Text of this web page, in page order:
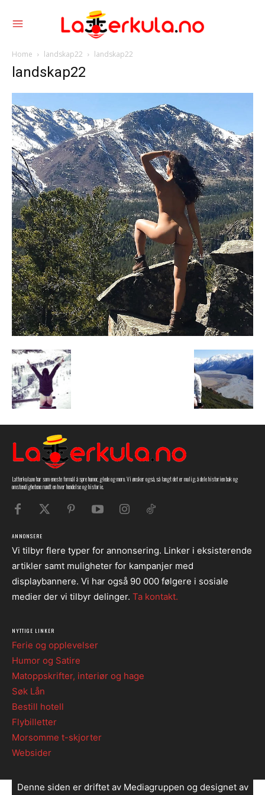
Home landskap22 landskap22
landskap22
Latterkula.no har som eneste formål å spre humor, glede og moro. Vi ønsker også, så langt det er mulig, å dele historien bak og
omstendighetene rundt en hver hendelse og historie.
ANNONSERE
Vi tilbyr flere typer for annonsering. Linker i eksisterende
artikler samt muligheter for kampanjer med
displaybannere. Vi har også 90 000 følgere i sosiale
medier der vi tilbyr delinger. Ta kontakt.
NYTTIGE LINKER
Ferie og opplevelser
Humor og Satire
Matoppskrifter, interiør og hage
Søk Lån
Bestill hotell
Flybilletter
Morsomme t-skjorter
Websider
Denne siden er driftet av Mediagruppen og designet av